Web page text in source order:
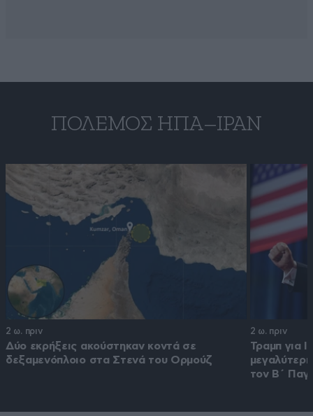
ΠΌΛΕΜΟΣ ΗΠΑ–ΙΡΆΝ
2 ω. πριν
Δύο εκρήξεις ακούστηκαν κοντά σε
δεξαμενόπλοιο στα Στενά του Ορμούζ
2 ω. πριν
Τραμπ για
τον Β΄